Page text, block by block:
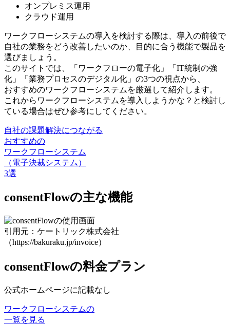
オンプレミス運用
クラウド運用
ワークフローシステムの導入を検討する際は、導入の前後で
自社の業務をどう改善したいのか、目的に合う機能で製品を
選びましょう。
このサイトでは、「ワークフローの電子化」「IT統制の強
化」「業務プロセスのデジタル化」の3つの視点から、
おすすめのワークフローシステムを厳選して紹介します。
これから ワークフローシステムを導入しようかな？と検討し
ている場合はぜひ参考にしてください。
自社の課題解決につながる
おすすめの
ワークフローシステム
（電子決裁システム）
3選
consentFlowの主な機能
引用元：ケートリック株式会社
（https://bakuraku.jp/invoice）
consentFlowの料金プラン
公式ホームページに記載なし
ワークフローシステムの
一覧を見る